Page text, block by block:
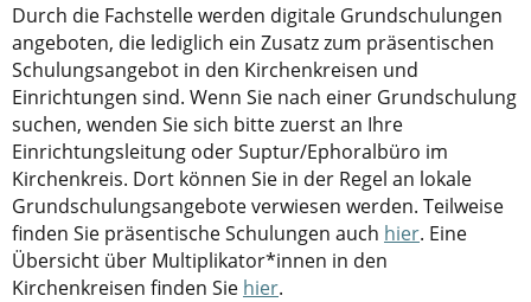
Durch die Fachstelle werden digitale Grundschulungen
angeboten, die lediglich ein Zusatz zum präsentischen
Schulungsangebot in den Kirchenkreisen und
Einrichtungen sind. Wenn Sie nach einer Grundschulung
suchen, wenden Sie sich bitte zuerst an Ihre
Einrichtungsleitung oder Suptur/Ephoralbüro im
Kirchenkreis. Dort können Sie in der Regel an lokale
Grundschulungsangebote verwiesen werden. Teilweise
finden Sie präsentische Schulungen auch hier. Eine
Übersicht über Multiplikator*innen in den
Kirchenkreisen finden Sie hier.